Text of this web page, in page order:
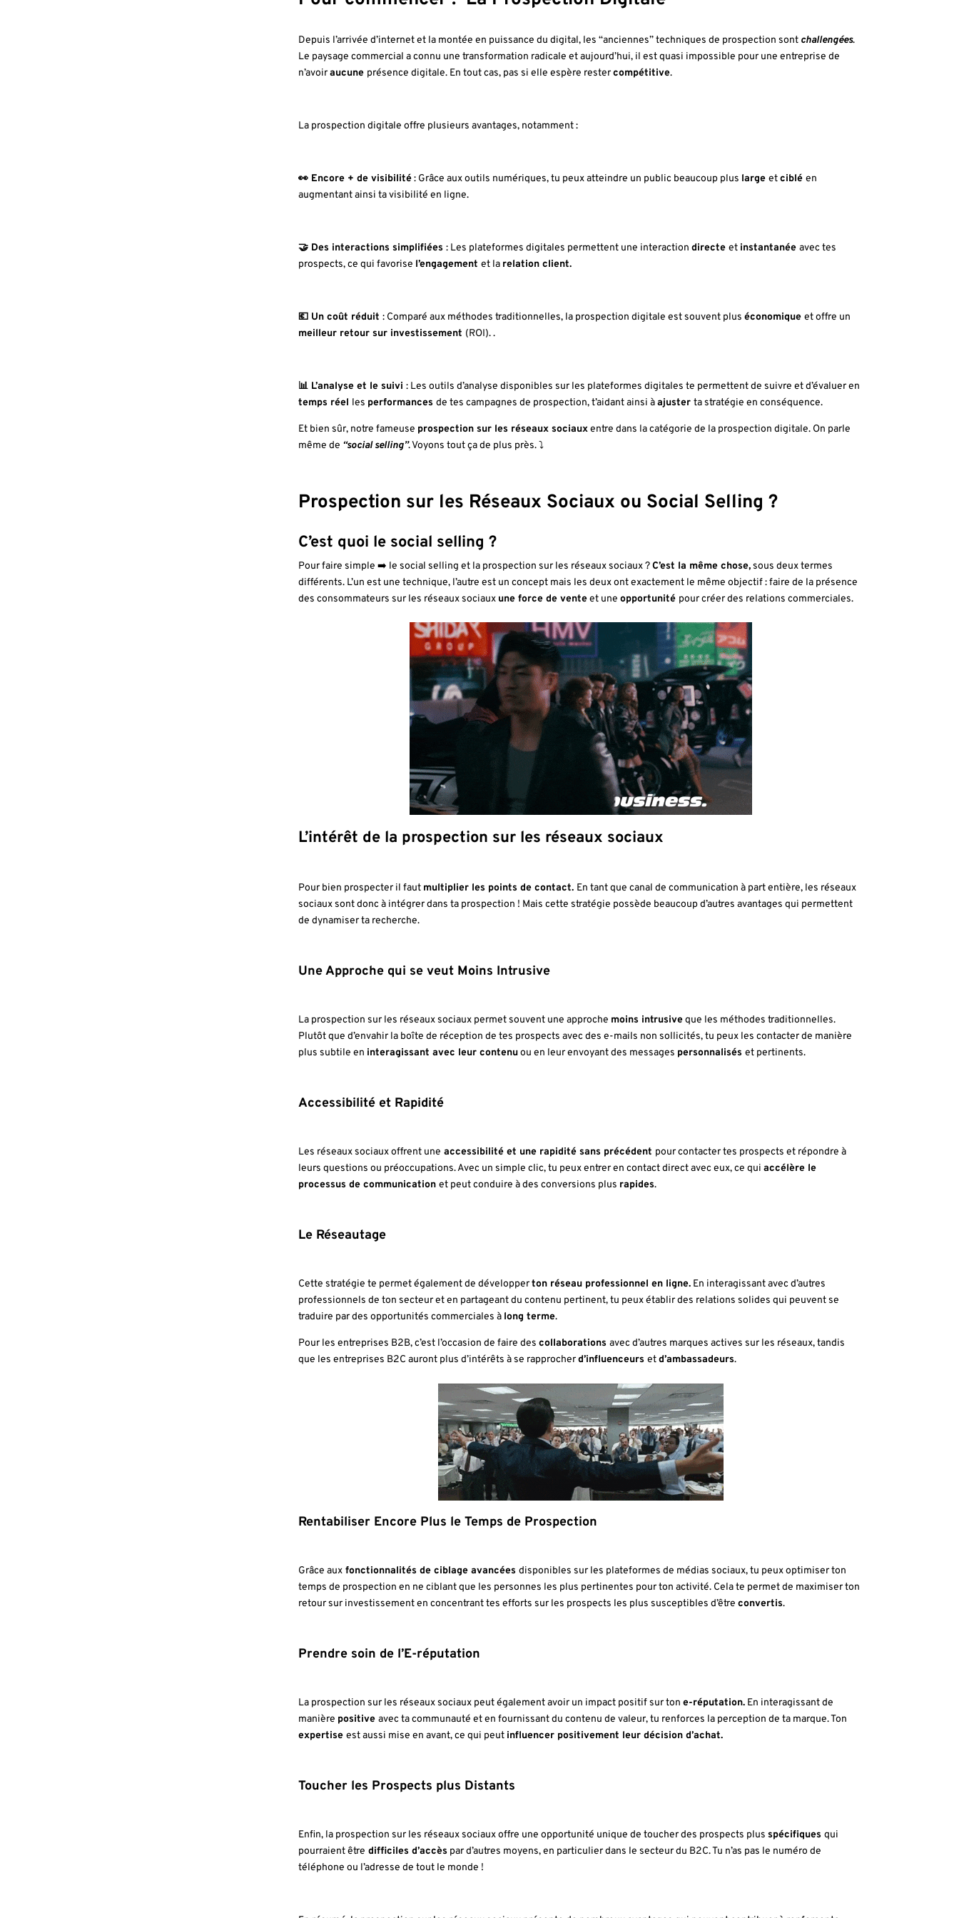
Depuis l’arrivée d’internet et la montée en puissance du digital, les “anciennes” techniques de prospection sont challengées.
Le paysage commercial a connu une transformation radicale et aujourd’hui, il est quasi impossible pour une entreprise de
n’avoiraucune présence digitale. En tout cas, pas si elle espère restercompétitive.
La prospection digitale offre plusieurs avantages, notamment :
👀 Encore + de visibilité: Grâce aux outils numériques, tu peux atteindre un public beaucoup plus large etciblé en
augmentant ainsi ta visibilité en ligne.
🤝 Des interactions simplifiées : Les plateformes digitales permettent une interaction directe et instantanée avec tes
prospects, ce qui favorise l’engagement et la relation client.
💶 Un coût réduit : Comparé aux méthodes traditionnelles, la prospection digitale est souvent plus économique et offre un
meilleur retour sur investissement (ROI). .
📊 L’analyse et le suivi : Les outils d’analyse disponibles sur les plateformes digitales te permettent de suivre et d’évaluer en
temps réel les performances de tes campagnes de prospection, t’aidant ainsi àajuster ta stratégie en conséquence.
Et bien sûr, notre fameuse prospection sur les réseaux sociauxentre dans la catégorie de la prospection digitale. On parle
même de “social selling”. Voyons tout ça de plus près. ⤵️
Prospection sur les Réseaux Sociaux ou Social Selling ?
C’est quoi le social selling ?
Pour faire simple ➡️ le social selling et la prospection sur les réseaux sociaux ?C’est la même chose,sous deux termes
différents. L’un est une technique, l’autre est un concept mais les deux ont exactement le même objectif : faire de la présence
des consommateurs sur les réseaux sociaux une force de venteet une opportunité pour créer des relations commerciales.
L’intérêt de la prospection sur les réseaux sociaux
Pour bien prospecter il faut multiplier les points de contact. En tant que canal de communication à part entière, les réseaux
sociaux sont donc à intégrer dans ta prospection ! Mais cette stratégie possède beaucoup d’autres avantages qui permettent
de dynamiser ta recherche.
Une Approche qui se veut Moins Intrusive
La prospection sur les réseaux sociaux permet souvent une approche moins intrusiveque les méthodes traditionnelles.
Plutôt que d’envahir la boîte de réception de tes prospects avec des e-mails non sollicités, tu peux les contacter de manière
plus subtile en interagissant avec leur contenuou en leur envoyant des messages personnalisés et pertinents.
Accessibilité et Rapidité
Les réseaux sociaux offrent une accessibilité et une rapidité sans précédent pour contacter tes prospects et répondre à
leurs questions ou préoccupations. Avec un simple clic, tu peux entrer en contact direct avec eux, ce qui accélère le
processus de communication et peut conduire à des conversions plus rapides.
Le Réseautage
Cette stratégie te permet également de développerton réseau professionnel en ligne.En interagissant avec d’autres
professionnels de ton secteur et en partageant du contenu pertinent, tu peux établir des relations solides qui peuvent se
traduire par des opportunités commerciales à long terme.
Pour les entreprises B2B, c’est l’occasion de faire des collaborations avec d’autres marques actives sur les réseaux, tandis
que les entreprises B2C auront plus d’intérêts à se rapprocherd’influenceurs etd’ambassadeurs.
Rentabiliser Encore Plus le Temps de Prospection
Grâce auxfonctionnalités de ciblage avancées disponibles sur les plateformes de médias sociaux, tu peux optimiser ton
temps de prospection en ne ciblant que les personnes les plus pertinentes pour ton activité. Cela te permet de maximiser ton
retour sur investissement en concentrant tes efforts sur les prospects les plus susceptibles d’être convertis.
Prendre soin de l’E-réputation
La prospection sur les réseaux sociaux peut également avoir un impact positif sur ton e-réputation.En interagissant de
manière positive avec ta communauté et en fournissant du contenu de valeur, tu renforces la perception de ta marque. Ton
expertise est aussi mise en avant, ce qui peut influencer positivement leur décision d’achat.
Toucher les Prospects plus Distants
Enfin, la prospection sur les réseaux sociaux offre une opportunité unique de toucher des prospects plus spécifiques qui
pourraient être difficiles d’accès par d’autres moyens, en particulier dans le secteur du B2C. Tu n’as pas le numéro de
téléphone ou l’adresse de tout le monde !